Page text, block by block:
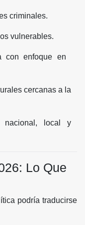
criminales.
vulnerables.
con enfoque en
cercanas a la
nacional, local y
Lo Que
podría traducirse